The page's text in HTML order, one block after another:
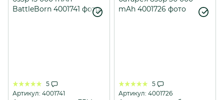
5
Артикул: 4001741
5
Артикул: 4001726